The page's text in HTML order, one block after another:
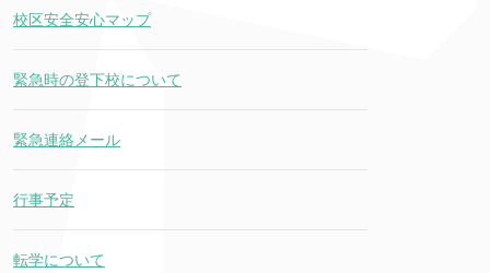
校区安全安心マップ
緊急時の登下校について
緊急連絡メール
行事予定
転学について